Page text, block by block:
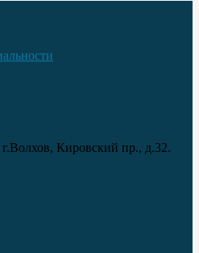
Кировский пр., д.32.